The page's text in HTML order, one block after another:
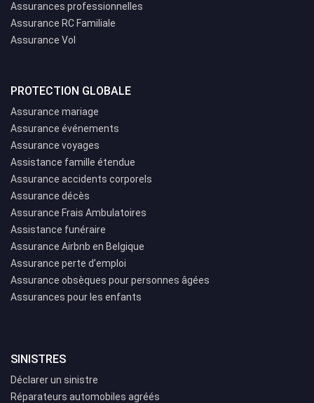
Assurances professionnelles
Assurance RC Familiale
Assurance Vol
PROTECTION GLOBALE
Assurance mariage
Assurance événements
Assurance voyages
Assistance famille étendue
Assurance accidents corporels
Assurance décès
Assurance Frais Ambulatoires
Assistance funéraire
Assurance Airbnb en Belgique
Assurance perte d’emploi
Assurance obsèques pour personnes âgées
Assurances pour les enfants
SINISTRES
Déclarer un sinistre
Réparateurs automobiles agréés